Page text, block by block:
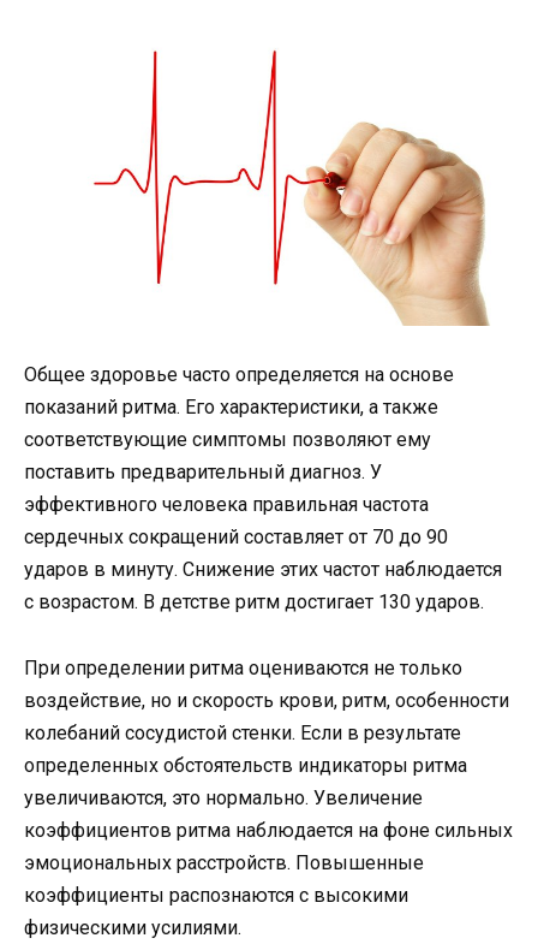
Общее здоровье часто определяется на основе
показаний ритма. Его характеристики, а также
соответствующие симптомы позволяют ему
поставить предварительный диагноз. У
эффективного человека правильная частота
сердечных сокращений составляет от 70 до 90
ударов в минуту. Снижение этих частот наблюдается
с возрастом. В детстве ритм достигает 130 ударов.
При определении ритма оцениваются не только
воздействие, но и скорость крови, ритм, особенности
колебаний сосудистой стенки. Если в результате
определенных обстоятельств индикаторы ритма
увеличиваются, это нормально. Увеличение
коэффициентов ритма наблюдается на фоне сильных
эмоциональных расстройств. Повышенные
коэффициенты распознаются с высокими
физическими усилиями.